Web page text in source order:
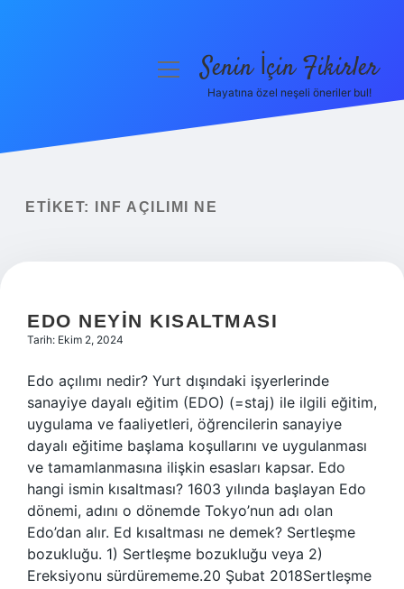
Yasal Uyarı
menüyüSenin İçin Fikirler
Hayatına özel neşeli öneriler bul!
ETIKET: INF AÇILIMI NE
EDO NEYIN KISALTMASI
Tarih: Ekim 2, 2024
Edo açılımı nedir? Yurt dışındaki işyerlerinde
sanayiye dayalı eğitim (EDO) (=staj) ile ilgili eğitim,
uygulama ve faaliyetleri, öğrencilerin sanayiye
dayalı eğitime başlama koşullarını ve uygulanması
ve tamamlanmasına ilişkin esasları kapsar. Edo
hangi ismin kısaltması? 1603 yılında başlayan Edo
dönemi, adını o dönemde Tokyo’nun adı olan
Edo’dan alır. Ed kısaltması ne demek? Sertleşme
bozukluğu. 1) Sertleşme bozukluğu veya 2)
Ereksiyonu sürdürememe.20 Şubat 2018Sertleşme